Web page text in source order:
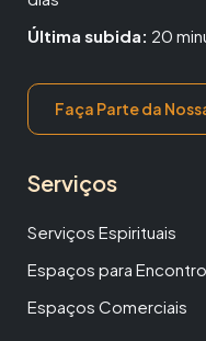
Última subida: 20
Faça Parte da
Serviços
Serviços Espirituais
Espaços para
Espaços Comerciais